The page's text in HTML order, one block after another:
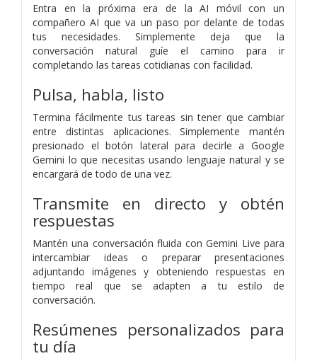
Entra en la próxima era de la AI móvil con un
compañero AI que va un paso por delante de todas
tus necesidades. Simplemente deja que la
conversación natural guíe el camino para ir
completando las tareas cotidianas con facilidad.
Pulsa, habla, listo
Termina fácilmente tus tareas sin tener que cambiar
entre distintas aplicaciones. Simplemente mantén
presionado el botón lateral para decirle a Google
Gemini lo que necesitas usando lenguaje natural y se
encargará de todo de una vez.
Transmite en directo y obtén
respuestas
Mantén una conversación fluida con Gemini Live para
intercambiar ideas o preparar presentaciones
adjuntando imágenes y obteniendo respuestas en
tiempo real que se adapten a tu estilo de
conversación.
Resúmenes personalizados para
tu día